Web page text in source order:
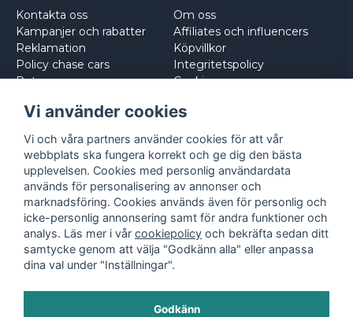
Kontakta oss
Kampanjer och rabatter
Reklamation
Policy chase cars
Returnera
Om oss
Affiliates och influencers
Köpvillkor
Integritetspolicy
Cookies
Vi använder cookies
Vi och våra partners använder cookies för att vår
webbplats ska fungera korrekt och ge dig den bästa
upplevelsen. Cookies med personlig användardata
används för personalisering av annonser och
marknadsföring. Cookies används även för personlig och
icke-personlig annonsering samt för andra funktioner och
analys. Läs mer i vår cookiepolicy och bekräfta sedan ditt
samtycke genom att välja "Godkänn alla" eller anpassa
dina val under "Inställningar".
Godkänn